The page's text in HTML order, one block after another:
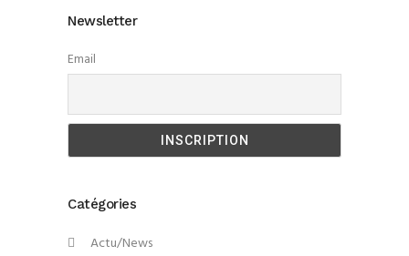
Newsletter
Email
Catégories
Actu/News